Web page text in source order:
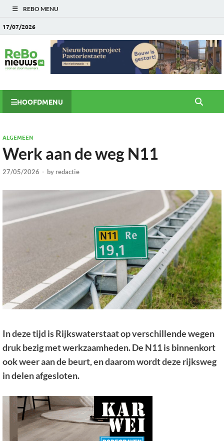
REBO MENU
17/07/2026
HOOFDMENU
ALGEMEEN
Werk aan de weg N11
27/05/2026 - by redactie
In deze tijd is Rijkswaterstaat op verschillende wegen
druk bezig met werkzaamheden.De N11isbinnenkort
ook weer aan de beurt, en daarom wordt deze rijksweg
in delen afgesloten.